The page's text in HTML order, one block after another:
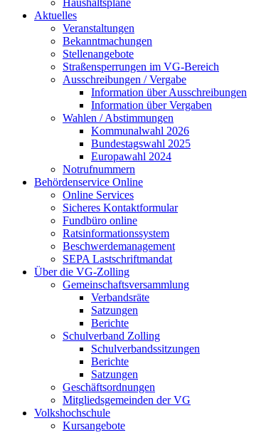
Haushaltspläne
Aktuelles
Veranstaltungen
Bekanntmachungen
Stellenangebote
Straßensperrungen im VG-Bereich
Ausschreibungen / Vergabe
Information über Ausschreibungen
Information über Vergaben
Wahlen / Abstimmungen
Kommunalwahl 2026
Bundestagswahl 2025
Europawahl 2024
Notrufnummern
Behördenservice Online
Online Services
Sicheres Kontaktformular
Fundbüro online
Ratsinformationssystem
Beschwerdemanagement
SEPA Lastschriftmandat
Über die VG-Zolling
Gemeinschaftsversammlung
Verbandsräte
Satzungen
Berichte
Schulverband Zolling
Schulverbandssitzungen
Berichte
Satzungen
Geschäftsordnungen
Mitgliedsgemeinden der VG
Volkshochschule
Kursangebote